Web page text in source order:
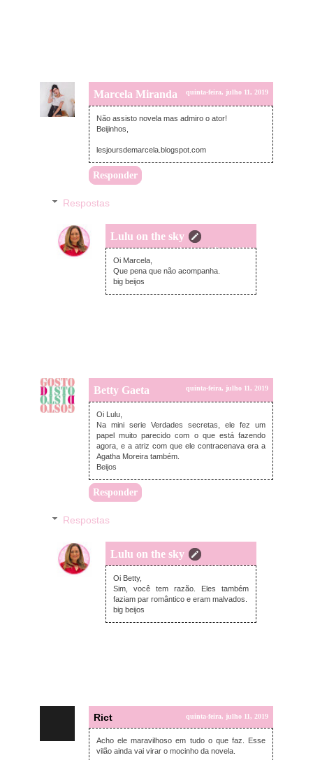
Marcela Miranda quinta-feira, julho 11, 2019
Não assisto novela mas admiro o ator!
Beijinhos,
lesjoursdemarcela.blogspot.com
Responder
Respostas
Lulu on the sky
domingo, julho 14, 2019
Oi Marcela,
Que pena que não acompanha.
big beijos
Betty Gaeta quinta-feira, julho 11, 2019
Oi Lulu,
Na mini serie Verdades secretas, ele fez um
papel muito parecido com o que está fazendo
agora, e a atriz com que ele contracenava era a
Agatha Moreira também.
Beijos
Responder
Respostas
Lulu on the sky
domingo, julho 14, 2019
Oi Betty,
Sim, você tem razão. Eles também
faziam par romântico e eram malvados.
big beijos
Rict quinta-feira, julho 11, 2019
Acho ele maravilhoso em tudo o que faz. Esse
vilão ainda vai virar o mocinho da novela.